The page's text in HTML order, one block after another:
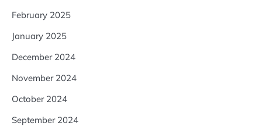
February 2025
January 2025
December 2024
November 2024
October 2024
September 2024